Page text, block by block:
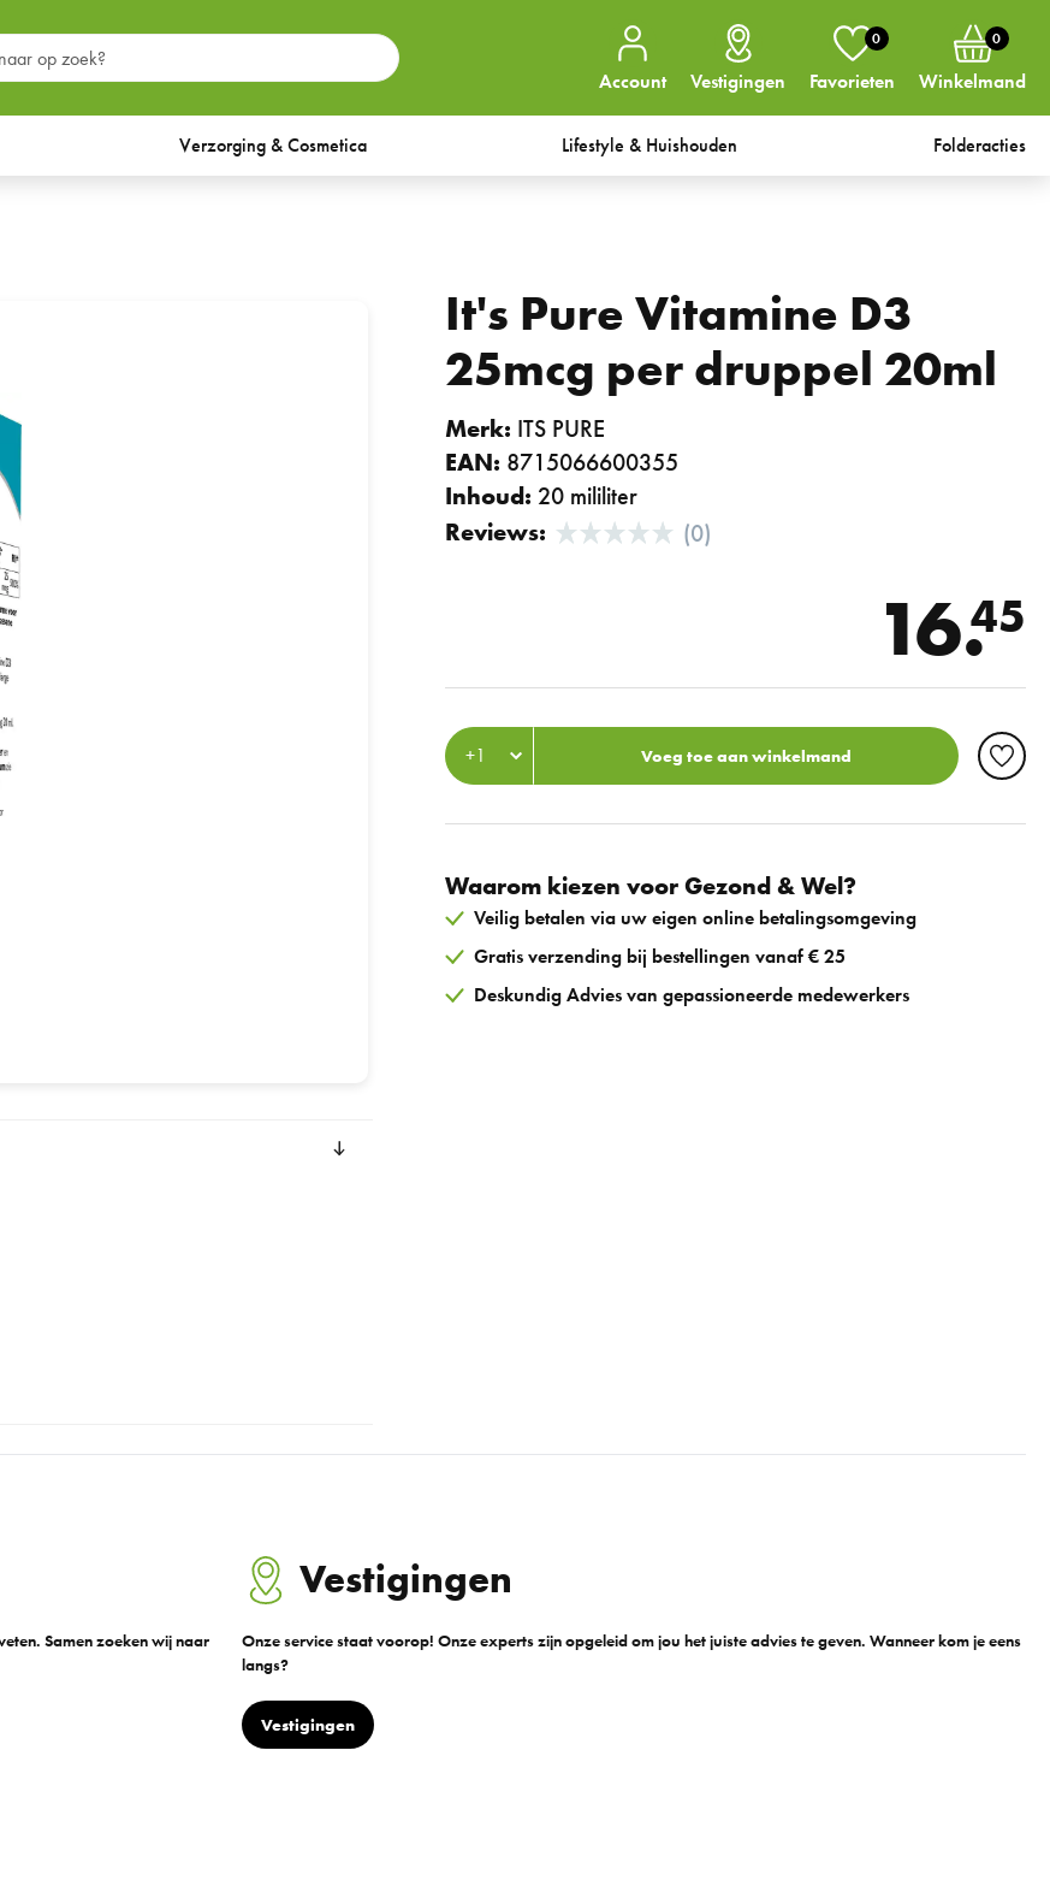
Account Vestigingen
0
Favorieten
0
Winkelmand
Verzorging & Cosmetica Lifestyle & Huishouden Folderacties
It's Pure Vitamine D3
25mcg per druppel 20ml
Merk: ITS PURE
EAN: 8715066600355
Inhoud: 20 mililiter
Reviews:
(0)
16.
45
Voeg toe aan winkelmand
Waarom kiezen voor Gezond & Wel?
Veilig betalen via uw eigen online betalingsomgeving
Gratis verzending bij bestellingen vanaf € 25
Deskundig Advies van gepassioneerde medewerkers
Samen zoeken wij naar
Vestigingen
Onze service staat voorop! Onze experts zijn opgeleid om jou het juiste advies te geven. Wanneer kom je eens
langs?
Vestigingen